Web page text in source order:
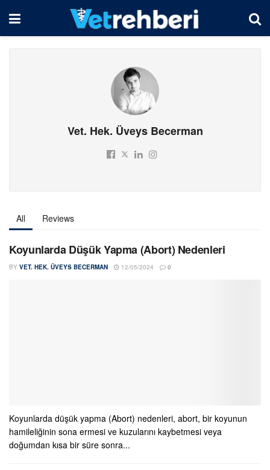
Vet. Hek. Üveys Becerman
All Reviews
Koyunlarda Düşük Yapma (Abort) Nedenleri
BY VET. HEK. ÜVEYS BECERMAN 12/05/2024 0
Koyunlarda düşük yapma (Abort) nedenleri, abort, bir koyunun
hamileliğinin sona ermesi ve kuzularını kaybetmesi veya
doğumdan kısa bir süre sonra...